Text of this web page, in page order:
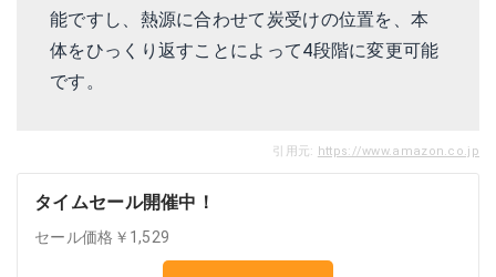
能ですし、熱源に合わせて炭受けの位置を、本
体をひっくり返すことによって4段階に変更可能
です。
引用元: https://www.amazon.co.jp
タイムセール開催中！
セール価格￥1,529